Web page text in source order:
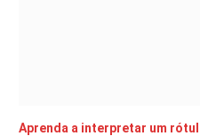
Aprenda a interpretar um